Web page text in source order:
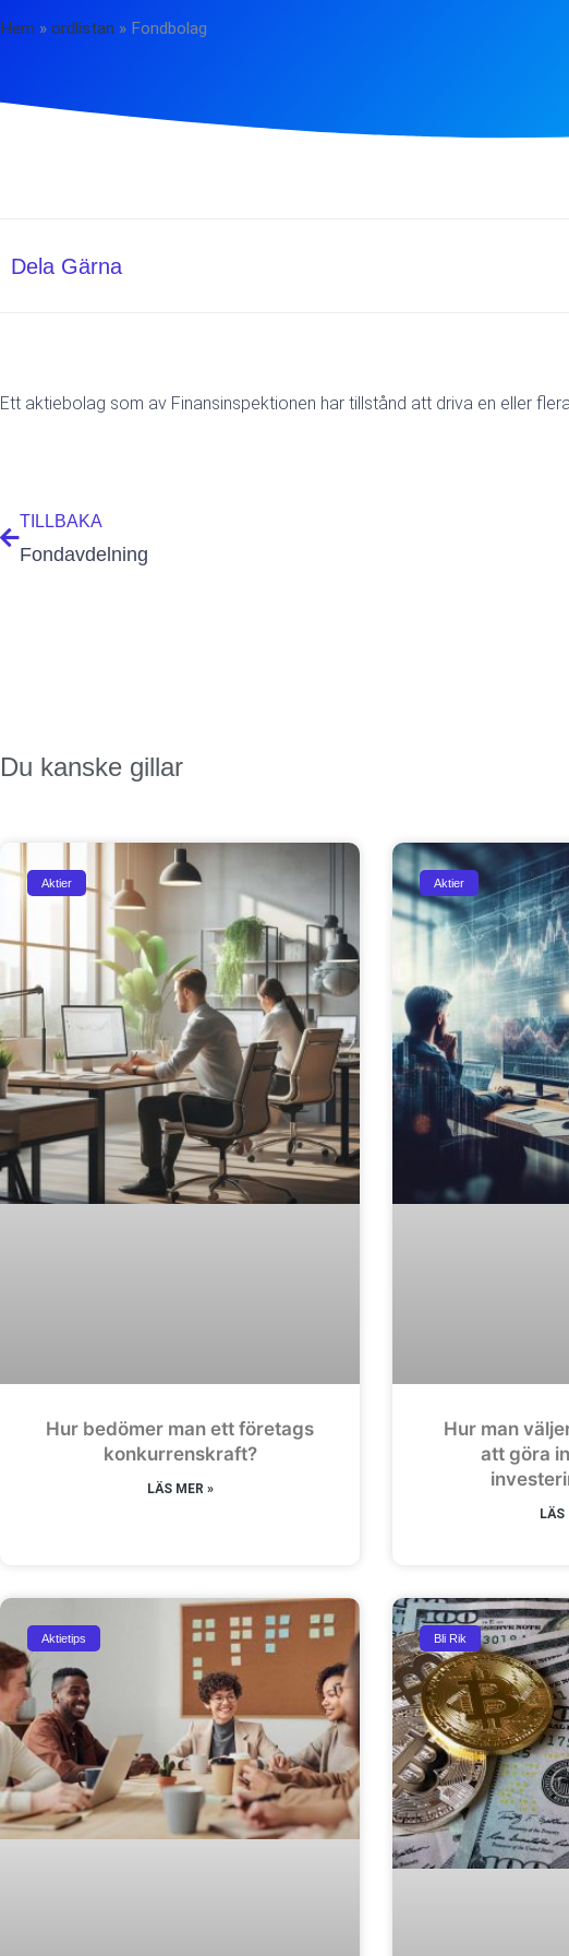
Hem » ordlistan » Fondbolag
Dela Gärna
Ett aktiebolag som av Finansinspektionen har tillstånd att driva en eller
TILLBAKA
Fondavdelning
Du kanske gillar
Aktier
Hur bedömer man ett företags
konkurrenskraft?
LÄS MER »
Aktier
Hur man
att göra
LÄS
Aktietips Bli Rik